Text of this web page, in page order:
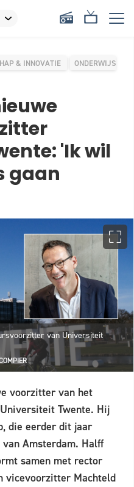
& INNOVATIE
ONDERWIJS
'Ik wil
gaan
van Universiteit
voorzitter van het
Twente. Hij
die eerder dit jaar
Amsterdam. Halff
samen met rector
vicevoorzitter Machteld